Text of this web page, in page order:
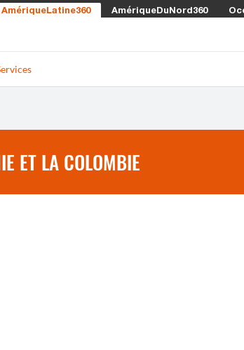
AmériqueLatine360 AmériqueDuNord360
ET LA COLOMBIE